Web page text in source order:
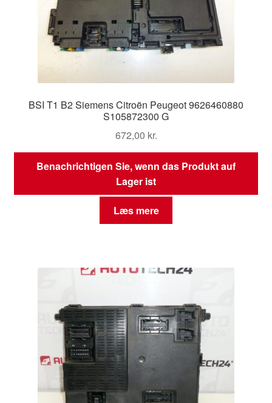
BSI T1 B2 Siemens Citroën Peugeot 9626460880
S105872300 G
672,00 kr.
Benachrichtigen Sie, wenn das Produkt auf
Lager ist
Læs mere